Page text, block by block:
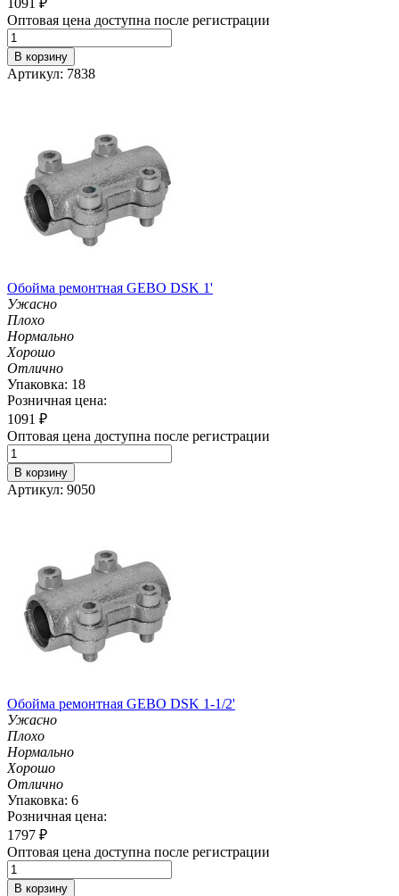
Оптовая цена доступна после регистрации
В корзину
Артикул: 7838
Обойма ремонтная GEBO DSK 1'
Ужасно
Плохо
Нормально
Хорошо
Отлично
Упаковка: 18
Розничная цена:
1091 ₽
Оптовая цена доступна после регистрации
В корзину
Артикул: 9050
Обойма ремонтная GEBO DSK 1-1/2'
Ужасно
Плохо
Нормально
Хорошо
Отлично
Упаковка: 6
Розничная цена:
1797 ₽
Оптовая цена доступна после регистрации
В корзину